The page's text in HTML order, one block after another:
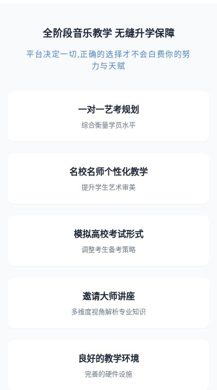
全阶段音乐教学 无缝升学保障
平台决定一切,正确的选择才不会白费你的努
力与天赋
一对一艺考规划
综合衡量学员水平
名校名师个性化教学
提升学生艺术审美
模拟高校考试形式
调整考生备考策略
邀请大师讲座
多维度视角解析专业知识
良好的教学环境
完善的硬件设施